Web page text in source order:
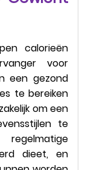
calorieën
voor
een gezond
te bereiken
om een
te
dieet, en